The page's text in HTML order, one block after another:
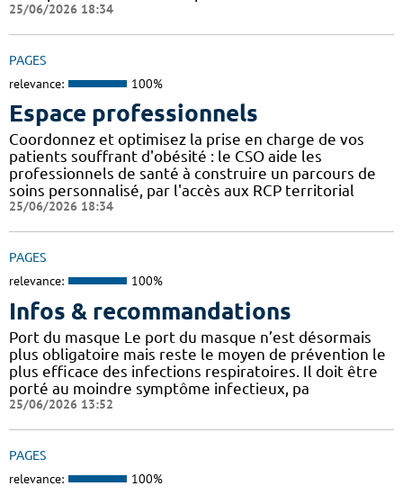
25/06/2026 18:34
PAGES
relevance: 100%
Espace professionnels
Coordonnez et optimisez la prise en charge de vos
patients souffrant d'obésité : le CSO aide les
professionnels de santé à construire un parcours de
soins personnalisé, par l'accès aux RCP territorial
25/06/2026 18:34
PAGES
relevance: 100%
Infos & recommandations
Port du masque Le port du masque n’est désormais
plus obligatoire mais reste le moyen de prévention le
plus efficace des infections respiratoires. Il doit être
porté au moindre symptôme infectieux, pa
25/06/2026 13:52
PAGES
relevance: 100%